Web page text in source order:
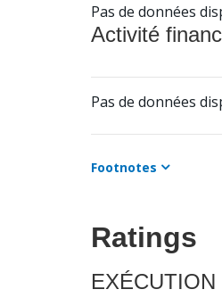
Pas de données
Activité
Pas de données
Footnotes
Ratings